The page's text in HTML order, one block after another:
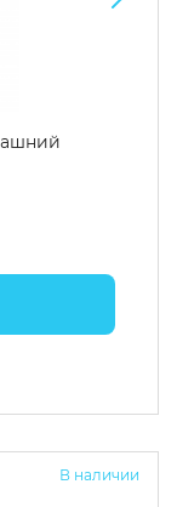
В наличии